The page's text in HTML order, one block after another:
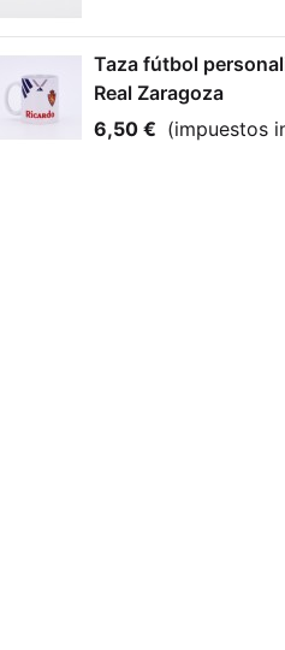
Taza fútbol
Real Zaragoza
6,50 € (impuestos